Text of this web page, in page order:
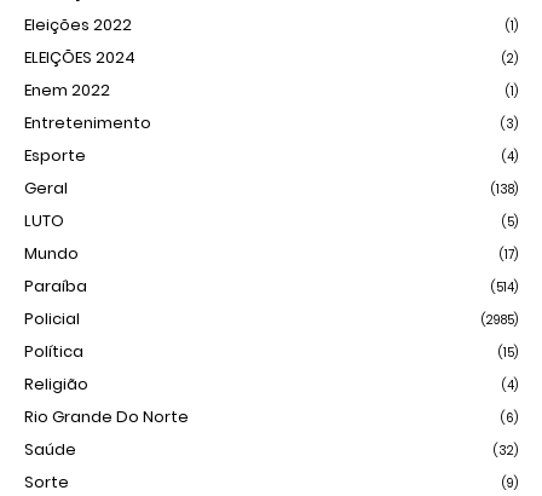
Eleições 2022 (1)
ELEIÇÕES 2024 (2)
Enem 2022 (1)
Entretenimento (3)
Esporte (4)
Geral (138)
LUTO (5)
Mundo (17)
Paraíba (514)
Policial (2985)
Política (15)
Religião (4)
Rio Grande Do Norte (6)
Saúde (32)
Sorte (9)